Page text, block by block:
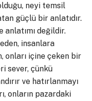
neyi temsil
güçlü bir anlatıdır.
değildir.
insanlara
onları içine çeken bir
sever, çünkü
ve hatırlanmayı
onların pazardaki